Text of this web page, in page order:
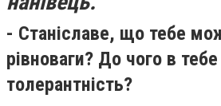
- Станіславе, що тебе
рівноваги? До чого в
толерантність?